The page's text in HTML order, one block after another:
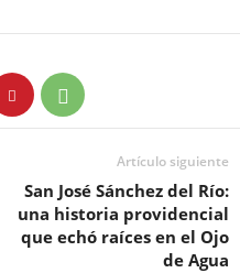
Artículo siguiente
San José Sánchez del Río:
una historia providencial
que echó raíces en el Ojo
de Agua